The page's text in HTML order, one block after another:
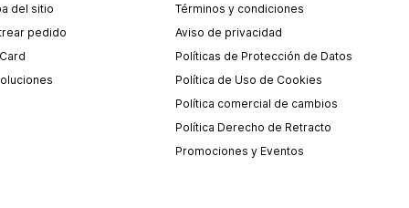
del sitio
pedido
Términos y condiciones
Aviso de privacidad
Políticas de Protección de Datos
Política de Uso de Cookies
Política comercial de cambios
Política Derecho de Retracto
Promociones y Eventos